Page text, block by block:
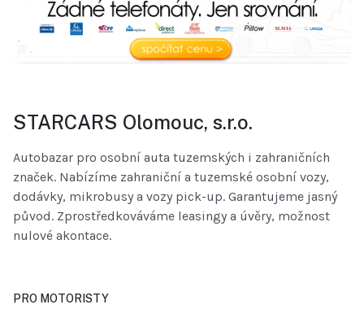
STARCARS Olomouc, s.r.o.
Autobazar pro osobní auta tuzemských i zahraničních
značek. Nabízíme zahraniční a tuzemské osobní vozy,
dodávky, mikrobusy a vozy pick-up. Garantujeme jasný
původ. Zprostředkováváme leasingy a úvěry, možnost
nulové akontace.
PRO MOTORISTY